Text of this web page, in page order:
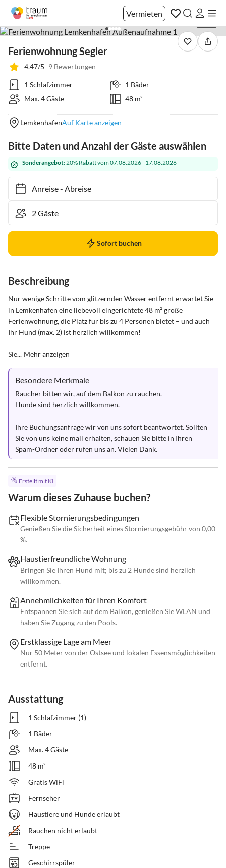
Vermieten
Ferienwohnung Segler
4.47/5 9 Bewertungen
1 Schlafzimmer
1 Bäder
Max. 4 Gäste
48 m²
LemkenhafenAuf Karte anzeigen
Bitte Daten und Anzahl der Gäste auswählen
Sonderangebot:20% Rabatt vom 07.08.2026 - 17.08.2026
Anreise- Abreise
Sofort buchen
Beschreibung
Nur wenige Schritte vom glitzernden Wasser entfernt erwartet Sie
in Lemkenhafen eine liebevoll eingerichtete 48 m² große
Ferienwohnung, die Platz für bis zu 4 Personen bietet – und auch
Ihr Hund (max. 2) ist herzlich willkommen!
Sie... Mehr anzeigen
Besondere Merkmale
Raucher bitten wir, auf dem Balkon zu rauchen.
Hunde sind herzlich willkommen.
Ihre Buchungsanfrage wir von uns sofort beantwortet. Sollten
Sie von uns keine mail erhalten, schauen Sie bitte in Ihren
Spam-Ordner oder rufen uns an. Vielen Dank.
Erstellt mit KI
Warum dieses Zuhause buchen?
Flexible Stornierungsbedingungen
Genießen Sie die Sicherheit eines Stornierungsgebühr von 0,00
%.
Haustierfreundliche Wohnung
Bringen Sie Ihren Hund mit; bis zu 2 Hunde sind herzlich
willkommen.
Annehmlichkeiten für Ihren Komfort
Entspannen Sie sich auf dem Balkon, genießen Sie WLAN und
haben Sie Zugang zu den Pools.
Erstklassige Lage am Meer
Nur 50 Meter von der Ostsee und lokalen Essensmöglichkeiten
entfernt.
Ausstattung
1 Schlafzimmer (1)
1 Bäder
Max. 4 Gäste
48 m²
Gratis WiFi
Fernseher
Haustiere und Hunde erlaubt
Rauchen nicht erlaubt
Treppe
Geschirrspüler